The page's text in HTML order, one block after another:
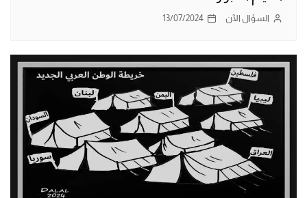
السؤال الآن 13/07/2024